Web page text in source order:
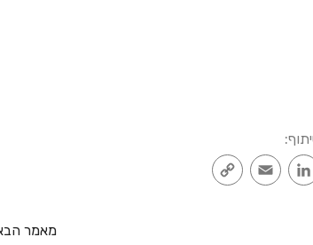
LinkedIn
Email
מאמר